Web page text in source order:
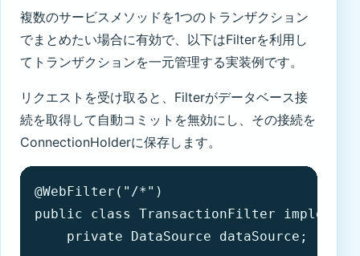
複数のサービスメソッドを1つのトランザクション
でまとめたい場合に有効で、以下はFilterを利用し
てトランザクションを一元管理する実装例です。
リクエストを受け取ると、Filterがデータベース接
続を取得して自動コミットを無効にし、その接続を
ConnectionHolderに保存します。
@WebFilter("/*")
public class TransactionFilter
    private DataSource dataSource;